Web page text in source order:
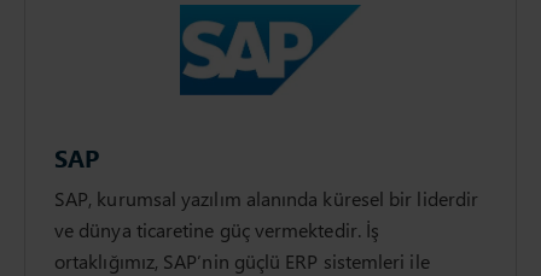
SAP
SAP, kurumsal yazılım alanında küresel bir liderdir
ve dünya ticaretine güç vermektedir. İş
ortaklığımız, SAP’nin güçlü ERP sistemleri ile